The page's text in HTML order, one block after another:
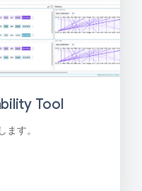
Tool
ます。